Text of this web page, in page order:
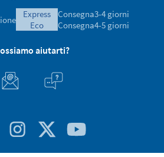
express
eco
Consegna3-4 giorni
Consegna4-5 giorni
aiutarti?